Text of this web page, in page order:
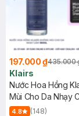
197.000 ₫435.000
Klairs
Nước Hoa Hồng
Mùi Cho Da Nhạy
4.8 (148)